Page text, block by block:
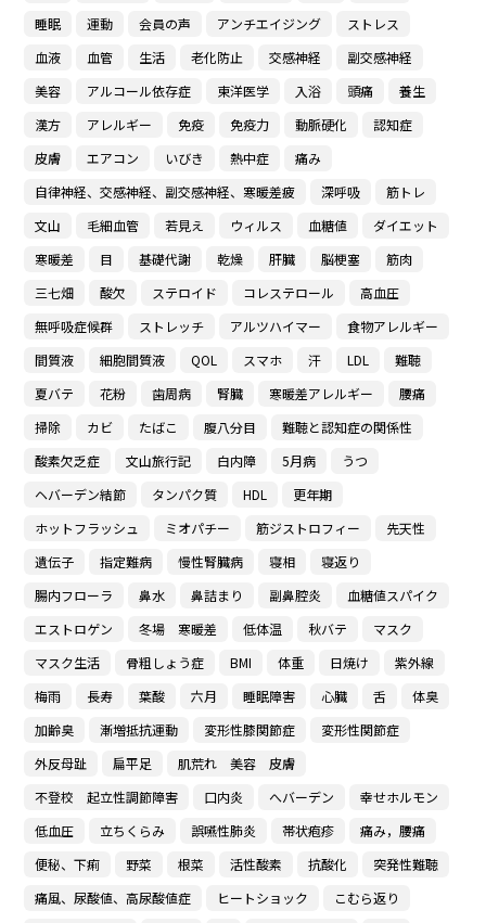
睡眠
運動 会員の声 アンチエイジング
ストレス
血液
血管 生活 老化防止 交感神経
副交感神経
美容
アルコール依存症 東洋医学 入浴 頭痛
養生
漢方
アレルギー 免疫 免疫力 動脈硬化
認知症
皮膚
エアコン いびき 熱中症
痛み
自律神経、交感神経、副交感神経、寒暖差疲
深呼吸
筋トレ
文山
毛細血管 若見え ウィルス 血糖値
ダイエット
寒暖差
目 基礎代謝 乾燥 肝臓 脳梗塞
筋肉
三七畑
酸欠 ステロイド コレステロール
高血圧
無呼吸症候群
ストレッチ アルツハイマー
食物アレルギー
間質液
細胞間質液 QOL スマホ 汗 LDL
難聴
夏バテ
花粉 歯周病 腎臓 寒暖差アレルギー
腰痛
掃除
カビ たばこ 腹八分目
難聴と認知症の関係性
酸素欠乏症
文山旅行記 白内障 5月病
うつ
ヘバーデン結節
タンパク質 HDL
更年期
ホットフラッシュ
ミオパチー 筋ジストロフィー
先天性
遺伝子
指定難病 慢性腎臓病 寝相
寝返り
腸内フローラ
鼻水 鼻詰まり 副鼻腔炎
血糖値スパイク
エストロゲン
冬場 寒暖差 低体温 秋バテ
マスク
マスク生活
骨粗しょう症 BMI 体重 日焼け
紫外線
梅雨
長寿 葉酸 六月 睡眠障害 心臓 舌
体臭
加齢臭
漸増抵抗運動 変形性膝関節症
変形性関節症
外反母趾
扁平足
肌荒れ 美容 皮膚
不登校 起立性調節障害
口内炎 へバーデン
幸せホルモン
低血圧
立ちくらみ 誤嚥性肺炎 帯状疱疹
痛み，腰痛
便秘、下痢
野菜 根菜 活性酸素 抗酸化
突発性難聴
痛風、尿酸値、高尿酸値症
ヒートショック
こむら返り